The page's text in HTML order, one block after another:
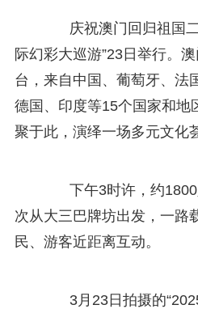
庆祝澳门回归祖国二
际幻彩大巡游”23日举行。
台，来自中国、葡萄牙、法
德国、印度等15个国家和地
聚于此，演绎一场多元文化
下午3时许，约1800
次从大三巴牌坊出发，一路
民、游客近距离互动。
3月23日拍摄的